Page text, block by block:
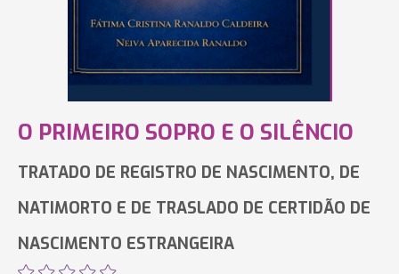
O PRIMEIRO SOPRO E O SILÊNCIO
TRATADO DE REGISTRO DE NASCIMENTO, DE
NATIMORTO E DE TRASLADO DE CERTIDÃO DE
NASCIMENTO ESTRANGEIRA